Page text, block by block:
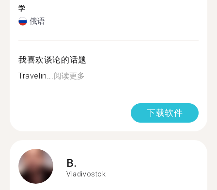
学
俄语
我喜欢谈论的话题
Travelin...阅读更多
下载软件
B.
Vladivostok